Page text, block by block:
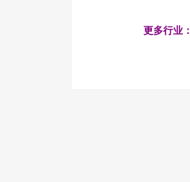
更多行业：